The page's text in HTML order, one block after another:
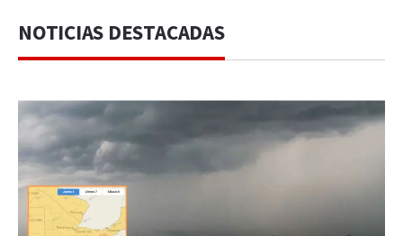
NOTICIAS DESTACADAS